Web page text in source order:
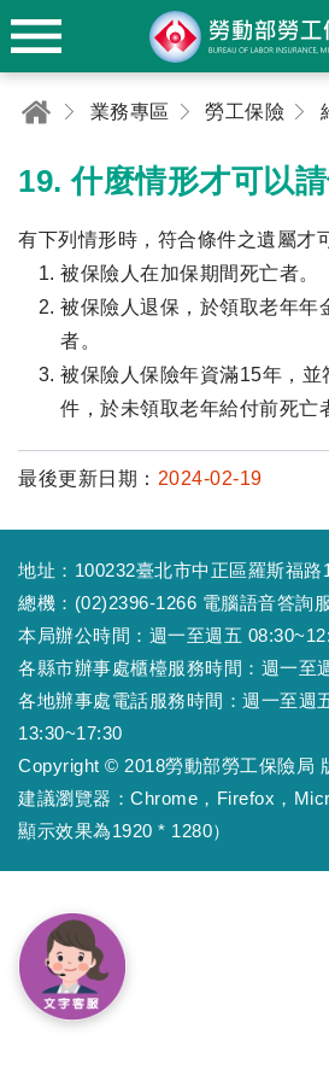
業務專區 勞工保險
19. 什麼情形才可以
有下列情形時，符合條件之遺屬才
被保險人在加保期間死亡者。
被保險人退保，於領取老年年
者。
被保險人保險年資滿15年，並
件，於未領取老年給付前死亡
最後更新日期： 2024-02-19
地址：100232臺北市中正區羅斯福路
總機：(02)2396-1266 電腦語音答詢
本局辦公時間：週一至週五
各縣市辦事處櫃檯服務時間：週一至
各地辦事處電話服務時間：週一至週
13:30~17:30
Copyright © 2018勞動部勞工保險局
建議瀏覽器：Chrome，Firefox，
顯示效果為1920 * 1280）